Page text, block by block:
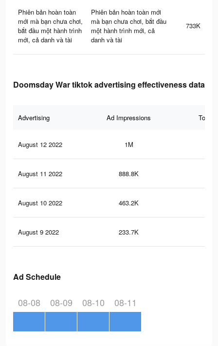
Phiên bản hoàn toàn
mới mà bạn chưa chơi,
bắt đầu một hành trình
mới, cả danh và tài
Phiên bản hoàn toàn mới
mà bạn chưa chơi, bắt đầu
một hành trình mới, cả
danh và tài
733K
Doomsday War tiktok advertising effectiveness data
Advertising Ad Impressions Total
August 12 2022 1M
August 11 2022 888.8K
August 10 2022 463.2K
August 9 2022 233.7K
Ad Schedule
08-08 08-09 08-10 08-11